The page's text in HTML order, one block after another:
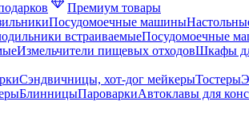
Премиум товары
Посудомоечные машины
встраиваемыеПосудомоечные
Измельчители пищевых отходовШкафы
Сэндвичницы, хот-дог мейкерыТостеры
БлинницыПароваркиАвтоклавы для